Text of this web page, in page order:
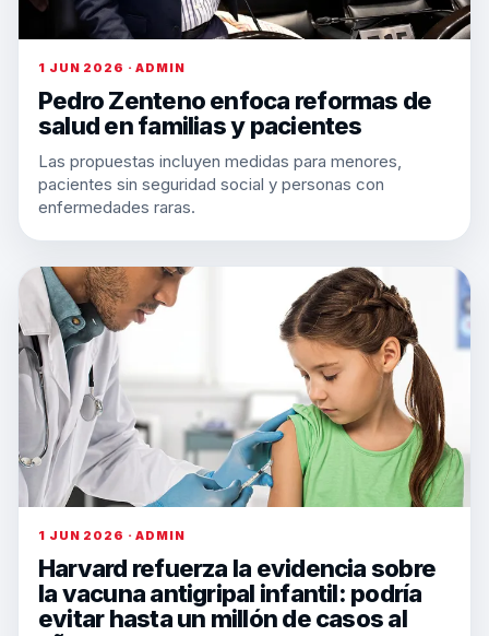
1 JUN 2026 · ADMIN
Pedro Zenteno enfoca reformas de
salud en familias y pacientes
Las propuestas incluyen medidas para menores,
pacientes sin seguridad social y personas con
enfermedades raras.
1 JUN 2026 · ADMIN
Harvard refuerza la evidencia sobre
la vacuna antigripal infantil: podría
evitar hasta un millón de casos al